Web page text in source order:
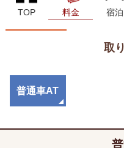
TOP 料金 宿泊
取
普通車AT